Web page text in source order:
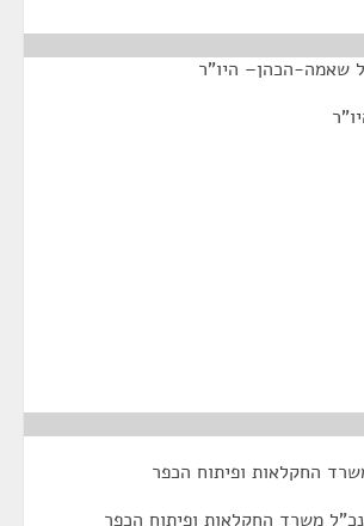
שאמה-הכהן– היו"ר
החקלאות ופיתוח הכפר
משרד החקלאות ופיתוח הכפר